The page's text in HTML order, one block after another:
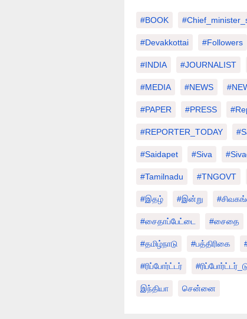
#BOOK
#devakkottai #followers
#INDIA #JOURNALIST
#MEDIA #NEWS
#PAPER #PRESS
#REPORTER_TODAY
#saidapet #Siva
#tamilnadu #TNGOVT
#இதழ் #இன்று
#சைதாப்பேட்டை #சைதை
#தமிழ்நாடு #பத்திரிகை
#ரிப்போர்ட்டர்
இந்தியா சென்னை